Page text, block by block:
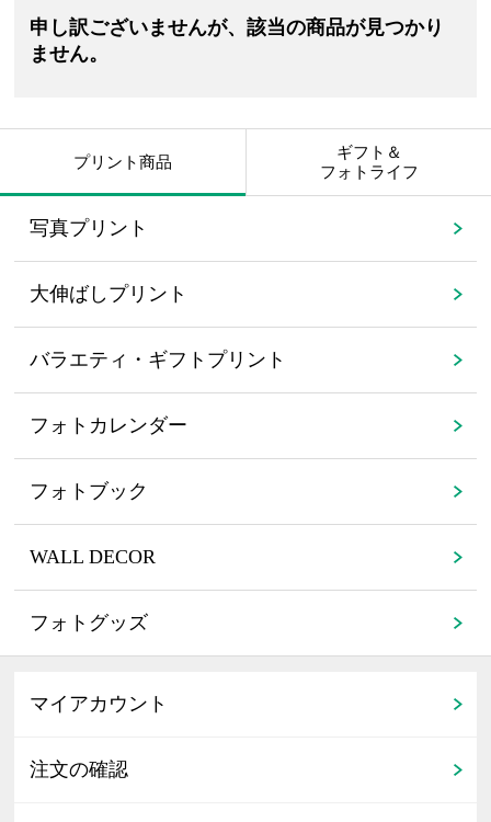
申し訳ございませんが、該当の商品が見つかり
ません。
プリント商品
写真プリント
大伸ばしプリント
バラエティ・ギフトプリント
フォトカレンダー
フォトブック
WALL DECOR
フォトグッズ
ギフト＆
フォトライフ
マイアカウント
注文の確認